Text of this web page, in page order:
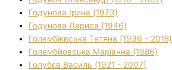
Годунова Ірина (1973)
Годунова Лариса (1946)
Голембієвська Тетяна (1936 - 2018)
Голембйовська Маріанна (1986)
Голубєв Василь (1921 - 2007)